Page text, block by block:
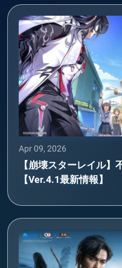
Apr 09, 2026
【崩壊スターレイル
【Ver.4.1最新情報】